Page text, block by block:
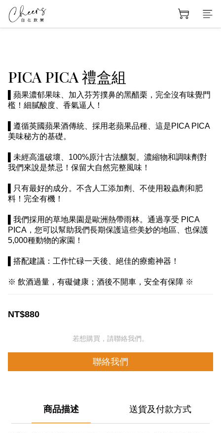
PICA PICA 禮盒組
▌蘋果濃郁果味、加入芬芳撲鼻的黑醋栗，完全沒有味覺門
檻！細膩酸度、香氣逼人！
▌遵循英國蘋果酒傳統、採用老蘋果品種、這是PICA PICA
美味秘方的基礎。
▌未經高溫破壞、100%原汁古法釀製。濃縮物和調味劑對
我們來說是禁忌！保留大自然完整風味！
▌只有最好的成分。不含人工添加劑、不使用殺蟲劑和肥
料！完全有機！
▌我們採用的草地果園是歐洲熱帶雨林。通過享受 PICA
PICA，您可以幫助我們長期保護這些美妙的地區、也保護
5,000種動物的家園！
▌搭配建議：工作忙碌一天後、絕佳的療癒神器！
※ 飲酒過量，有礙健康；酒後不開車，安全有保障 ※
NT$880
若想購買，請聯絡我們。
聯絡我們
商品描述 送貨及付款方式